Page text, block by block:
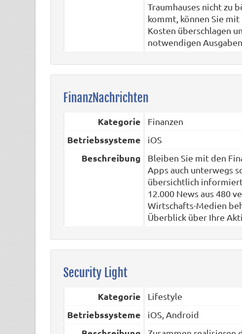
Traumhauses nicht zu
kommt, können Sie
Kosten überschlagen
notwendigen
FinanzNachrichten
Kategorie Finanzen
Betriebssysteme iOS
Beschreibung
Bleiben Sie mit den
Apps auch unterwegs
übersichtlich
12.000 News aus 480
Wirtschafts-Medien
Überblick über Ihre
Security Light
Kategorie Lifestyle
Betriebssysteme iOS, Android